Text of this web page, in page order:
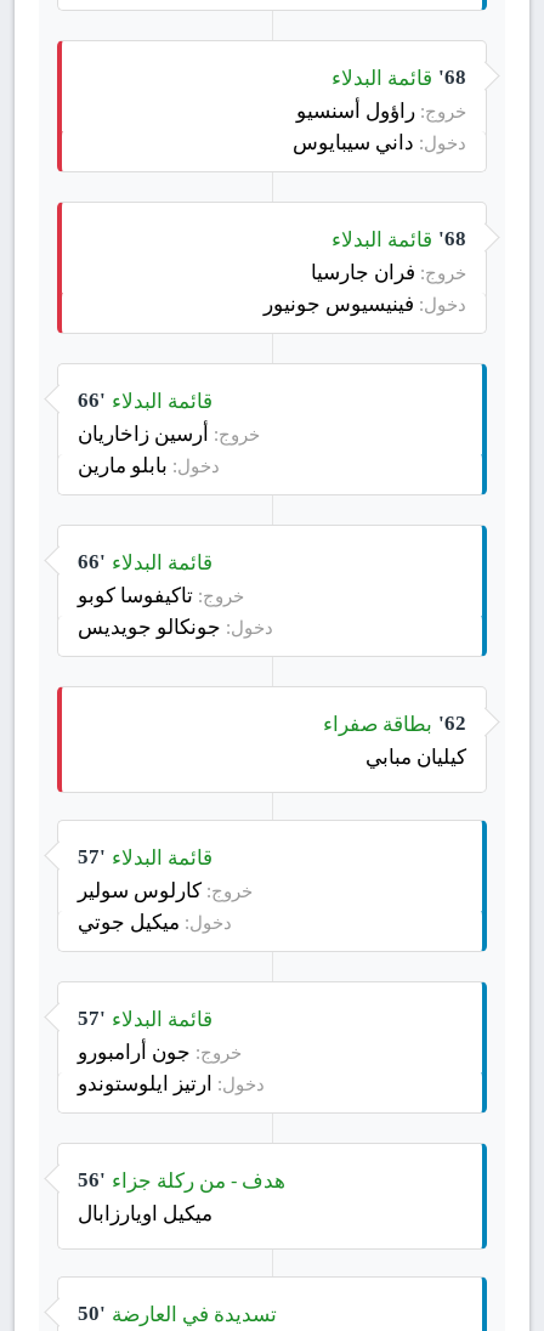
68' قائمة البدلاء
خروج: راؤول أسنسيو
دخول: داني سيبايوس
68' قائمة البدلاء
خروج: فران جارسيا
دخول: فينيسيوس جونيور
66' قائمة البدلاء
خروج: أرسين زاخاريان
دخول: بابلو مارين
66' قائمة البدلاء
خروج: تاكيفوسا كوبو
دخول: جونكالو جويديس
62' بطاقة صفراء
كيليان مبابي
57' قائمة البدلاء
خروج: كارلوس سولير
دخول: ميكيل جوتي
57' قائمة البدلاء
خروج: جون أرامبورو
دخول: ارتيز ايلوستوندو
56' هدف - من ركلة جزاء
ميكيل اويارزابال
50' تسديدة في العارضة